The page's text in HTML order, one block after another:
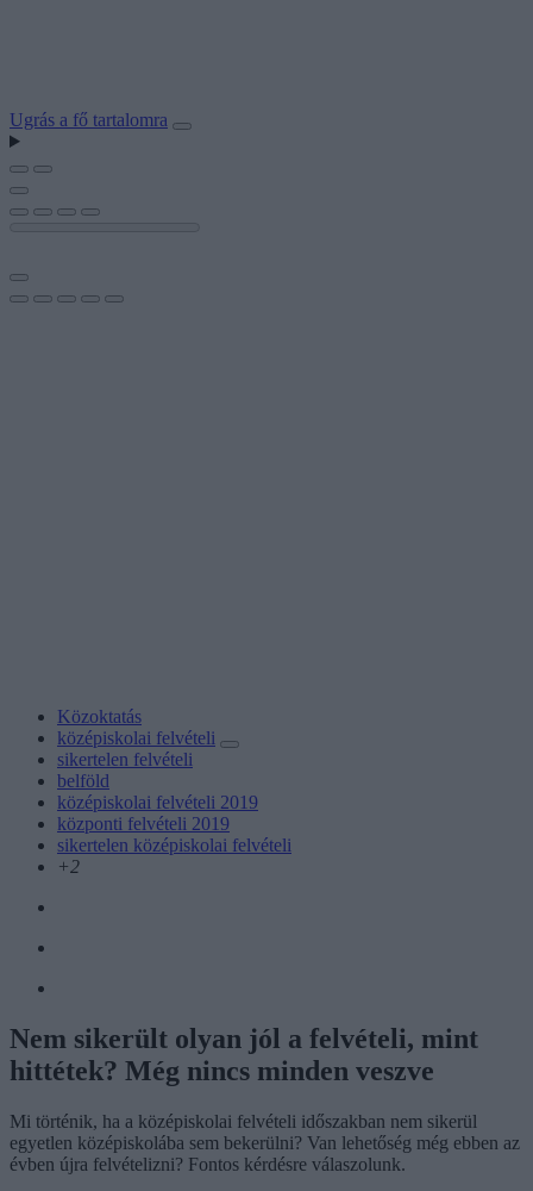
Ugrás a fő tartalomra
Közoktatás
középiskolai felvételi
sikertelen felvételi
belföld
középiskolai felvételi 2019
központi felvételi 2019
sikertelen középiskolai felvételi
+2
Nem sikerült olyan jól a felvételi, mint
hittétek? Még nincs minden veszve
Mi történik, ha a középiskolai felvételi időszakban nem sikerül
egyetlen középiskolába sem bekerülni? Van lehetőség még ebben az
évben újra felvételizni? Fontos kérdésre válaszolunk.